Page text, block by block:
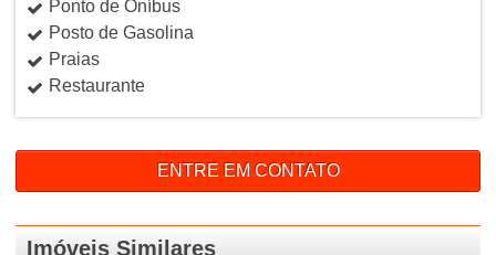
Ponto de Oníbus
Posto de Gasolina
Praias
Restaurante
ENTRE EM CONTATO
Imóveis Similares